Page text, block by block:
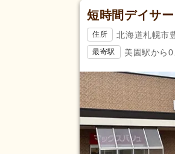
給与・手当
福利厚生
短時間デイサ
住所 北海道札幌市
最寄駅 美園駅から